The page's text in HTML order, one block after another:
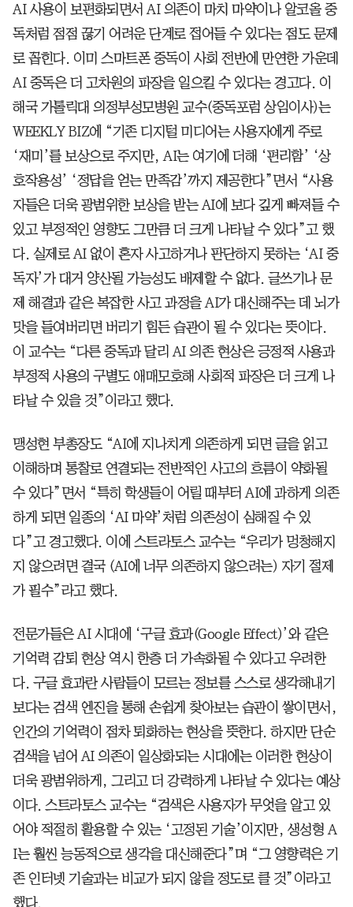
AI 사용이 보편화되면서 AI 의존이 마치 마약이나 알코올 중
독처럼 점점 끊기 어려운 단계로 접어들 수 있다는 점도 문제
로 꼽힌다. 이미 스마트폰 중독이 사회 전반에 만연한 가운데
AI 중독은 더 고차원의 파장을 일으킬 수 있다는 경고다. 이
해국 가톨릭대 의정부성모병원 교수(중독포럼 상임이사)는
WEEKLY BIZ에 “기존 디지털 미디어는 사용자에게 주로
‘재미’를 보상으로 주지만, AI는 여기에 더해 ‘편리함’ ‘상
호작용성’ ‘정답을 얻는 만족감’까지 제공한다”면서 “사용
자들은 더욱 광범위한 보상을 받는 AI에 보다 깊게 빠져들 수
있고 부정적인 영향도 그만큼 더 크게 나타날 수 있다”고 했
다. 실제로 AI 없이 혼자 사고하거나 판단하지 못하는 ‘AI 중
독자’가 대거 양산될 가능성도 배제할 수 없다. 글쓰기나 문
제 해결과 같은 복잡한 사고 과정을 AI가 대신해주는 데 뇌가
맛을 들여버리면 버리기 힘든 습관이 될 수 있다는 뜻이다.
이 교수는 “다른 중독과 달리 AI 의존 현상은 긍정적 사용과
부정적 사용의 구별도 애매모호해 사회적 파장은 더 크게 나
타날 수 있을 것”이라고 했다.
맹성현 부총장도 “AI에 지나치게 의존하게 되면 글을 읽고
이해하며 통찰로 연결되는 전반적인 사고의 흐름이 약화될
수 있다”면서 “특히 학생들이 어릴 때부터 AI에 과하게 의존
하게 되면 일종의 ‘AI 마약’처럼 의존성이 심해질 수 있
다”고 경고했다. 이에 스트라토스 교수는 “우리가 멍청해지
지 않으려면 결국 (AI에 너무 의존하지 않으려는) 자기 절제
가 필수”라고 했다.
전문가들은 AI 시대에 ‘구글 효과(Google Effect)’와 같은
기억력 감퇴 현상 역시 한층 더 가속화될 수 있다고 우려한
다. 구글 효과란 사람들이 모르는 정보를 스스로 생각해내기
보다는 검색 엔진을 통해 손쉽게 찾아보는 습관이 쌓이면서,
인간의 기억력이 점차 퇴화하는 현상을 뜻한다. 하지만 단순
검색을 넘어 AI 의존이 일상화되는 시대에는 이러한 현상이
더욱 광범위하게, 그리고 더 강력하게 나타날 수 있다는 예상
이다. 스트라토스 교수는 “검색은 사용자가 무엇을 알고 있
어야 적절히 활용할 수 있는 ‘고정된 기술’이지만, 생성형 A
I는 훨씬 능동적으로 생각을 대신해준다”며 “그 영향력은 기
존 인터넷 기술과는 비교가 되지 않을 정도로 클 것”이라고
했다.